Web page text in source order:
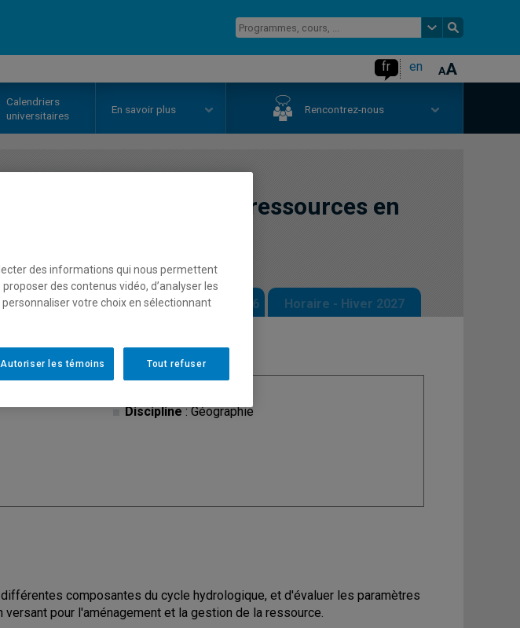
fr en
Calendriers
universitaires
En savoir plus Rencontrez-nous
Hydroclimatologie et ressources en
- Été 2026 Horaire - Automne 2026 Horaire - Hiver 2027
Discipline: Géographie
composantes du cycle hydrologique, et d'évaluer les paramètres
pour l'aménagement et la gestion de la ressource.
des informations qui nous permettent
des contenus vidéo, d’analyser les
votre choix en sélectionnant
Tout refuser
Autoriser les témoins